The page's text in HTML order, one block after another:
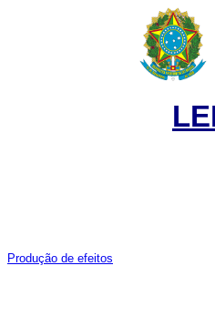
Produção de efeitos